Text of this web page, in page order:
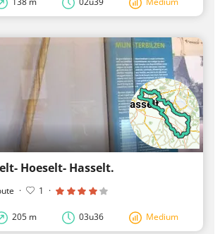
Hoeselt- Hasselt.
· 1 ·
205 m 03u36 Medium